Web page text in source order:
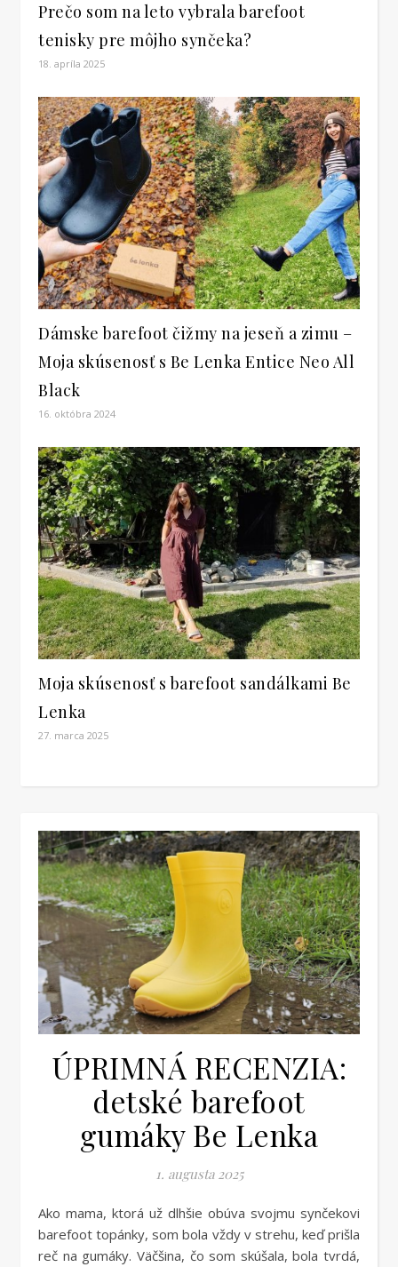
Prečo som na leto vybrala barefoot
tenisky pre môjho synčeka?
18. apríla 2025
Dámske barefoot čižmy na jeseň a zimu –
Moja skúsenosť s Be Lenka Entice Neo All
Black
16. októbra 2024
Moja skúsenosť s barefoot sandálkami Be
Lenka
27. marca 2025
ÚPRIMNÁ RECENZIA:
detské barefoot
gumáky Be Lenka
1. augusta 2025
Ako mama, ktorá už dlhšie obúva svojmu synčekovi
barefoot topánky, som bola vždy v strehu, keď prišla
reč na gumáky. Väčšina, čo som skúšala, bola tvrdá,